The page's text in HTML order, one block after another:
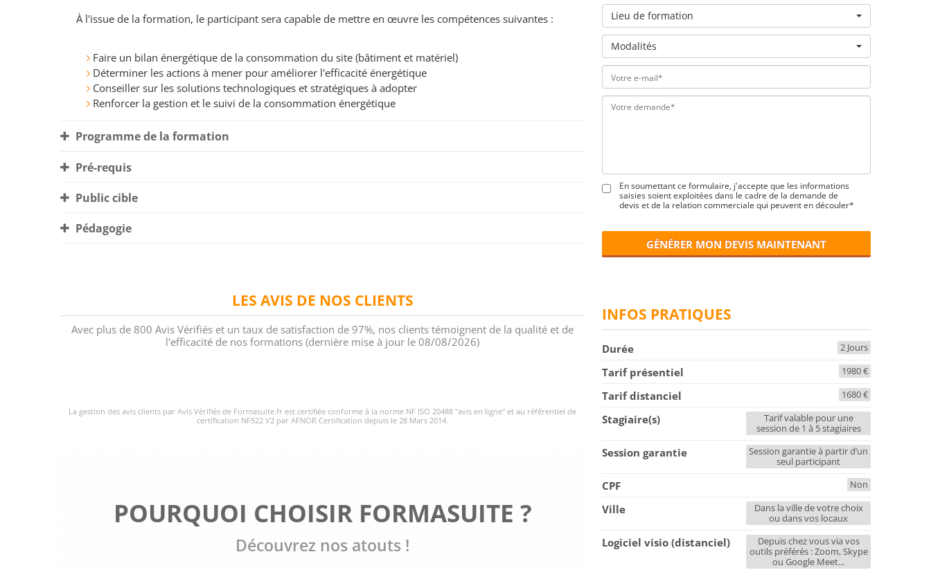
À l'issue de la formation, le participant sera capable de mettre en œuvre les compétences suivantes :
Faire un bilan énergétique de la consommation du site (bâtiment et matériel)
Déterminer les actions à mener pour améliorer l'efficacité énergétique
Conseiller sur les solutions technologiques et stratégiques à adopter
Renforcer la gestion et le suivi de la consommation énergétique
Programme de la formation
Pré-requis
Public cible
Pédagogie
LES AVIS DE NOS CLIENTS
Avec plus de 800 Avis Vérifiés et un taux de satisfaction de 97%, nos clients témoignent de la qualité et de
l'efficacité de nos formations (dernière mise à jour le 08/08/2026)
La gestion des avis clients par Avis Vérifiés de Formasuite.fr est certifiée conforme à la norme NF ISO 20488 "avis en ligne" et au référentiel de
certification NF522 V2 par AFNOR Certification depuis le 28 Mars 2014.
POURQUOI CHOISIR FORMASUITE ?
Découvrez nos atouts !
Lieu de formation
Modalités
En soumettant ce formulaire, j'accepte que les informations
saisies soient exploitées dans le cadre de la demande de
devis et de la relation commerciale qui peuvent en découler*
GÉNÉRER MON DEVIS MAINTENANT
INFOS PRATIQUES
Durée 2 Jours
Tarif présentiel 1980 €
Tarif distanciel 1680 €
Stagiaire(s)
Tarif valable pour une
session de 1 à 5 stagiaires
Session garantie
Session garantie à partir d’un
seul participant
CPF Non
Ville
Dans la ville de votre choix
ou dans vos locaux
Logiciel visio (distanciel)
Depuis chez vous via vos
outils préférés : Zoom, Skype
ou Google Meet...